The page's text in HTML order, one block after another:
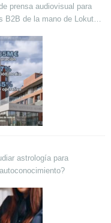
prensa audiovisual para
B2B de la mano de Lokutor
astrología para